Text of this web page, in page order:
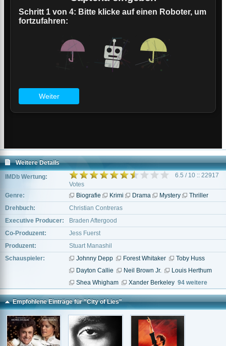
Weitere Details
IMDb Wertung:
6.5 / 10 :: 22917
Votes
Genre:
Biografie Krimi Drama Mystery
Thriller
Drehbuch:
Christian Contreras
Executive Producer:
Braden Aftergood
Co-Produzent:
Jess Fuerst
Produzent:
Stuart Manashil
Schauspieler:
Johnny Depp Forest Whitaker
Toby Huss
Dayton Callie
Neil Brown Jr.
Louis Herthum
Shea Whigham
Xander Berkeley 94 weitere
Empfohlene Einträge für "City of Lies"